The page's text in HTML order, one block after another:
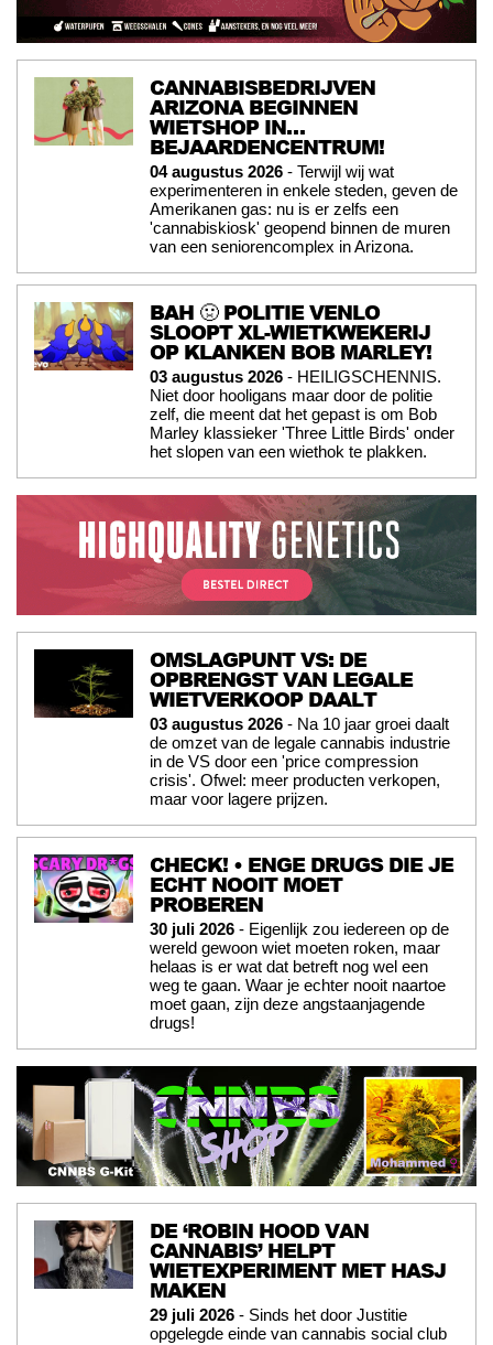
CANNABISBEDRIJVEN
ARIZONA BEGINNEN
WIETSHOP IN…
BEJAARDENCENTRUM!
04 augustus 2026 - Terwijl wij wat
experimenteren in enkele steden, geven de
Amerikanen gas: nu is er zelfs een
'cannabiskiosk' geopend binnen de muren
van een seniorencomplex in Arizona.
BAH 🤢 POLITIE VENLO
SLOOPT XL-WIETKWEKERIJ
OP KLANKEN BOB MARLEY!
03 augustus 2026 - HEILIGSCHENNIS.
Niet door hooligans maar door de politie
zelf, die meent dat het gepast is om Bob
Marley klassieker 'Three Little Birds' onder
het slopen van een wiethok te plakken.
OMSLAGPUNT VS: DE
OPBRENGST VAN LEGALE
WIETVERKOOP DAALT
03 augustus 2026 - Na 10 jaar groei daalt
de omzet van de legale cannabis industrie
in de VS door een 'price compression
crisis'. Ofwel: meer producten verkopen,
maar voor lagere prijzen.
CHECK! • ENGE DRUGS DIE JE
ECHT NOOIT MOET
PROBEREN
30 juli 2026 - Eigenlijk zou iedereen op de
wereld gewoon wiet moeten roken, maar
helaas is er wat dat betreft nog wel een
weg te gaan. Waar je echter nooit naartoe
moet gaan, zijn deze angstaanjagende
drugs!
DE ‘ROBIN HOOD VAN
CANNABIS’ HELPT
WIETEXPERIMENT MET HASJ
MAKEN
29 juli 2026 - Sinds het door Justitie
opgelegde einde van cannabis social club